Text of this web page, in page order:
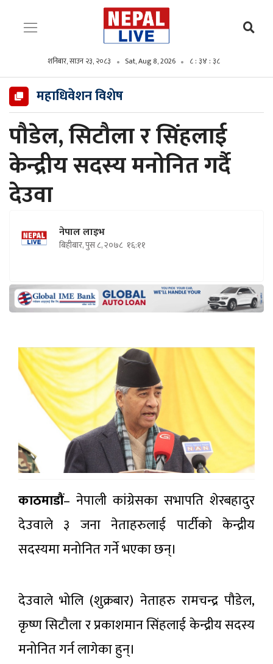
शनिबार, साउन २३, २०८३ Sat, Aug 8, 2026 ८ : ३४ : ४०
महाधिवेशन विशेष
पौडेल, सिटौला र सिंहलाई
केन्द्रीय सदस्य मनोनित गर्दै
देउवा
नेपाल लाइभ
बिहीबार, पुस ८, २०७८ १६:११
काठमाडौं– नेपाली कांग्रेसका सभापति शेरबहादुर
देउवाले ३ जना नेताहरुलाई पार्टीको केन्द्रीय
सदस्यमा मनोनित गर्ने भएका छन्।
देउवाले भोलि (शुक्रबार) नेताहरु रामचन्द्र पौडेल,
कृष्ण सिटौला र प्रकाशमान सिंहलाई केन्द्रीय सदस्य
मनोनित गर्न लागेका हुन्।